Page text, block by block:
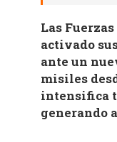
Las
activado
ante un
misiles
intensifica
generando